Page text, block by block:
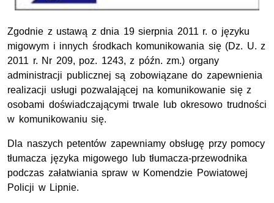
Zgodnie z ustawą z dnia 19 sierpnia 2011 r. o języku
migowym i innych środkach komunikowania się (Dz. U. z
2011 r. Nr 209, poz. 1243, z późn. zm.) organy
administracji publicznej są zobowiązane do zapewnienia
realizacji usługi pozwalającej na komunikowanie się z
osobami doświadczającymi trwale lub okresowo trudności
w komunikowaniu się.
Dla naszych petentów zapewniamy obsługę przy pomocy
tłumacza języka migowego lub tłumacza-przewodnika
podczas załatwiania spraw w Komendzie Powiatowej
Policji w Lipnie.